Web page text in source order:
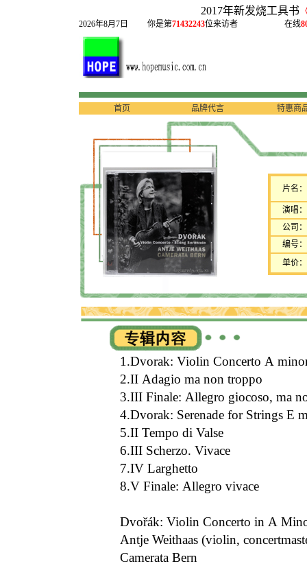
2017年新发烧工具书
2026年8月7日 你是第71432243位来访者 在线
首页 品牌代言 特惠商
片名：
演唱：
公司：
编号：
单价：
1.Dvorak: Violin Concerto A
2.II Adagio ma non troppo
3.III Finale: Allegro giocoso, ma
4.Dvorak: Serenade for Strings E
5.II Tempo di Valse
6.III Scherzo. Vivace
7.IV Larghetto
8.V Finale: Allegro vivace
Dvořák: Violin Concerto in A
Antje Weithaas (violin,
Camerata Bern